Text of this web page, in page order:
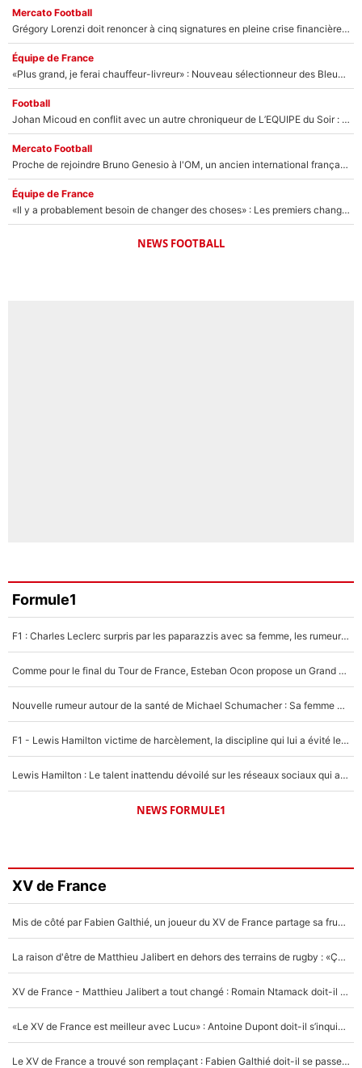
Mercato Football
Grégory Lorenzi doit renoncer à cinq signatures en pleine crise financière : L’IA propose sept noms à l’OM pour un mercato réussi... à seulement 5M€ !
Équipe de France
«Plus grand, je ferai chauffeur-livreur» : Nouveau sélectionneur des Bleus, Zinédine Zidane s’était imaginé un avenir très différent lorsqu'il était enfant
Football
Johan Micoud en conflit avec un autre chroniqueur de L’EQUIPE du Soir : «Pendant un moment, je ne les ai pas remis ensemble dans l'émission»
Mercato Football
Proche de rejoindre Bruno Genesio à l'OM, un ancien international français va finalement débarquer... sur RMC !
Équipe de France
«Il y a probablement besoin de changer des choses» : Les premiers changements de Zinedine Zidane en équipe de France sont révélés ?
NEWS FOOTBALL
Formule1
F1 : Charles Leclerc surpris par les paparazzis avec sa femme, les rumeurs étaient vraies !
Comme pour le final du Tour de France, Esteban Ocon propose un Grand Prix de Formule 1 à Paris : «Autour de l’Arc de Triomphe, ce serait génial» !
Nouvelle rumeur autour de la santé de Michael Schumacher : Sa femme Corinna sort du silence
F1 - Lewis Hamilton victime de harcèlement, la discipline qui lui a évité le pire : «J'aurais probablement mal tourné»
Lewis Hamilton : Le talent inattendu dévoilé sur les réseaux sociaux qui a impressionné Kim Kardashian pendant leurs vacances en amoureux !
NEWS FORMULE1
XV de France
Mis de côté par Fabien Galthié, un joueur du XV de France partage sa frustration : «ils ne me l’ont pas dit tout de suite»
La raison d'être de Matthieu Jalibert en dehors des terrains de rugby : «Ça m'atteint autant que si tu touches à un membre de ma famille»
XV de France - Matthieu Jalibert a tout changé : Romain Ntamack doit-il s’inquiéter pour sa place à un an de la Coupe du monde ?
«Le XV de France est meilleur avec Lucu» : Antoine Dupont doit-il s’inquiéter pour sa place ?
Le XV de France a trouvé son remplaçant : Fabien Galthié doit-il se passer d'Antoine Dupont ?